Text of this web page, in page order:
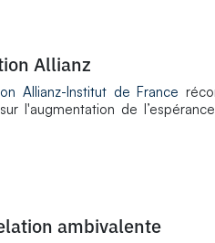
Allianz
Allianz-Institut de France
l'augmentation de
ambivalente